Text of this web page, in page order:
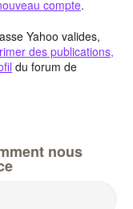
compte.
Yahoo valides,
des publications,
du forum de
nous